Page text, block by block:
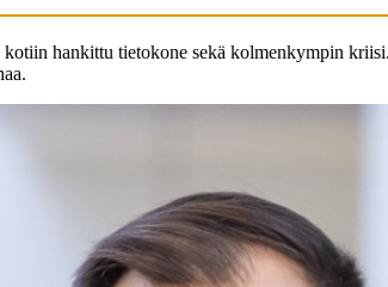
hankittu tietokone sekä kolmenkympin